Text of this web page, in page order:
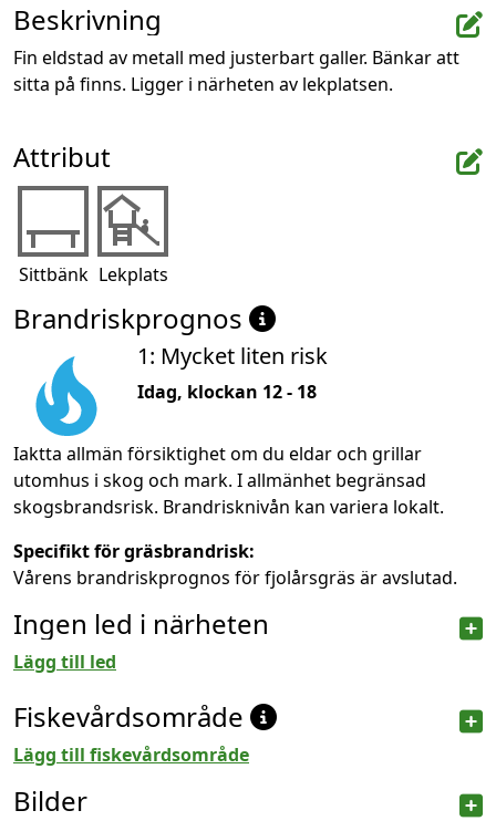
Beskrivning
Fin eldstad av metall med justerbart galler. Bänkar att
sitta på finns. Ligger i närheten av lekplatsen.
Attribut
Sittbänk Lekplats
Brandriskprognos
1: Mycket liten risk
Idag, klockan 12 - 18
Iaktta allmän försiktighet om du eldar och grillar
utomhus i skog och mark. I allmänhet begränsad
skogsbrandsrisk. Brandrisknivån kan variera lokalt.
Specifikt för gräsbrandrisk:
Vårens brandriskprognos för fjolårsgräs är avslutad.
Ingen led i närheten
Lägg till led
Fiskevårdsområde
Lägg till fiskevårdsområde
Bilder